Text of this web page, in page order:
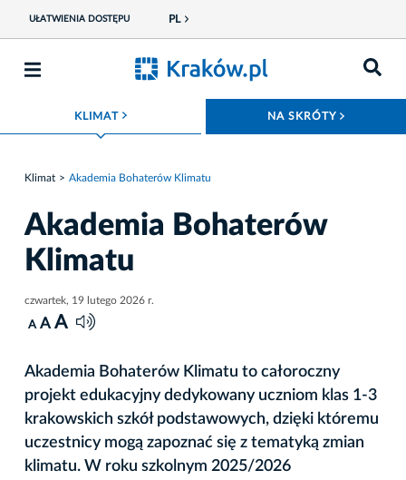
UŁATWIENIA DOSTĘPU PL
KLIMAT ROZWIŃ MENU NA SKRÓTY
Klimat Akademia Bohaterów Klimatu
Akademia Bohaterów
Klimatu
czwartek, 19 lutego 2026 r.
A A A
Akademia Bohaterów Klimatu to całoroczny
projekt edukacyjny dedykowany uczniom klas 1-3
krakowskich szkół podstawowych, dzięki któremu
uczestnicy mogą zapoznać się z tematyką zmian
klimatu. W roku szkolnym 2025/2026